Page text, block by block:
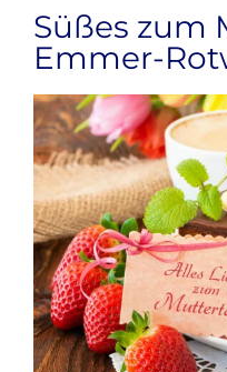
Süßes zum
Emmer-
Zeige
grösseres
Bild